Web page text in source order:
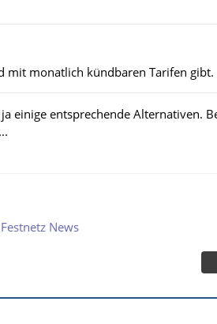
mit monatlich kündbaren Tarifen gibt.
einige entsprechende Alternativen.
News